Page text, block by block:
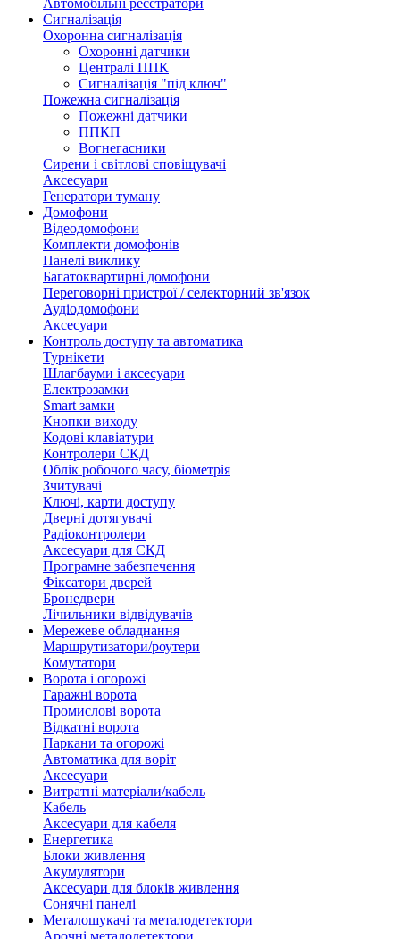
Автомобільні реєстратори
Сигналізація
Охоронна сигналізація
Охоронні датчики
Централі ППК
Сигналізація "під ключ"
Пожежна сигналізація
Пожежні датчики
ППКП
Вогнегасники
Сирени і світлові сповіщувачі
Аксесуари
Генератори туману
Домофони
Відеодомофони
Комплекти домофонів
Панелі виклику
Багатоквартирні домофони
Переговорні пристрої / селекторний зв'язок
Аудіодомофони
Аксесуари
Контроль доступу та автоматика
Турнікети
Шлагбауми і аксесуари
Електрозамки
Smart замки
Кнопки виходу
Кодові клавіатури
Контролери СКД
Облік робочого часу, біометрія
Зчитувачі
Ключі, карти доступу
Дверні дотягувачі
Радіоконтролери
Аксесуари для СКД
Програмне забезпечення
Фіксатори дверей
Бронедвери
Лічильники відвідувачів
Мережеве обладнання
Маршрутизатори/роутери
Комутатори
Ворота і огорожі
Гаражні ворота
Промислові ворота
Відкатні ворота
Паркани та огорожі
Автоматика для воріт
Аксесуари
Витратні матеріали/кабель
Кабель
Аксесуари для кабеля
Енергетика
Блоки живлення
Акумулятори
Аксесуари для блоків живлення
Сонячні панелі
Металошукачі та металодетектори
Арочні металодетектори